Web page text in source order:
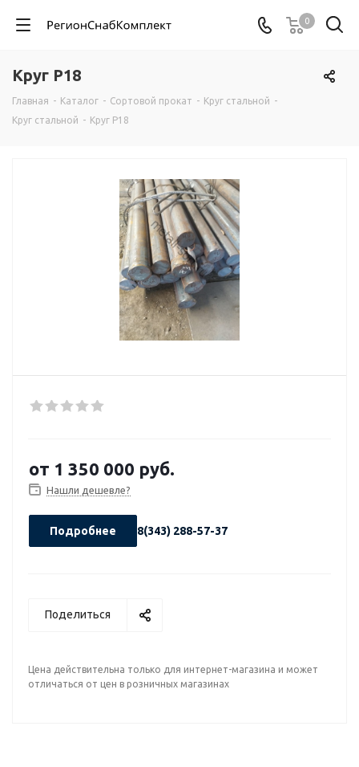
0
Круг Р18
Главная - Каталог - Сортовой прокат - Круг стальной -
Круг стальной - Круг Р18
от 1 350 000 руб.
Нашли дешевле?
Подробнее 8(343) 288-57-37
Поделиться
Цена действительна только для интернет-магазина и может
отличаться от цен в розничных магазинах